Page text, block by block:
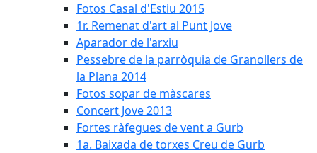
Fotos Casal d'Estiu 2015
1r. Remenat d'art al Punt Jove
Aparador de l'arxiu
Pessebre de la parròquia de Granollers de
la Plana 2014
Fotos sopar de màscares
Concert Jove 2013
Fortes ràfegues de vent a Gurb
1a. Baixada de torxes Creu de Gurb